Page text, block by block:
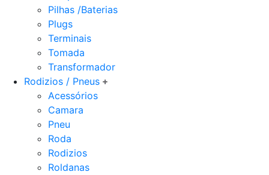
Pilhas /Baterias
Plugs
Terminais
Tomada
Transformador
Rodizios / Pneus
Acessórios
Camara
Pneu
Roda
Rodizios
Roldanas